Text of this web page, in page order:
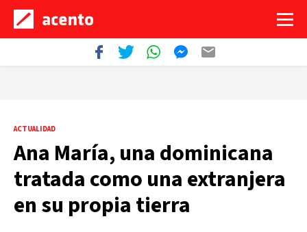
ACTUALIDAD
Ana María, una dominicana
tratada como una extranjera
en su propia tierra